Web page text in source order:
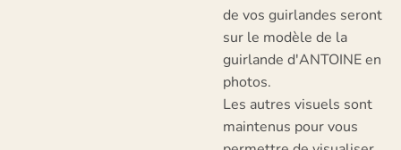
de vos guirlandes seront
sur le modèle de la
guirlande d'ANTOINE en
photos.
Les autres visuels sont
maintenus pour vous